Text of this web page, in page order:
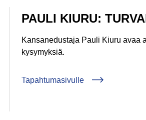
PAULI KIURU:
Kansanedustaja Pauli Kiuru avaa
kysymyksiä.
Tapahtumasivulle